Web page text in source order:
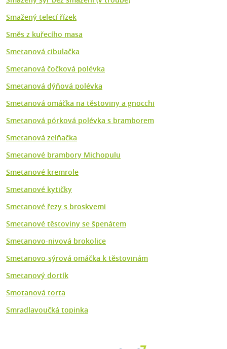
Smažený telecí řízek
Směs z kuřecího masa
Smetanová cibulačka
Smetanová čočková polévka
Smetanová dýňová polévka
Smetanová omáčka na těstoviny a gnocchi
Smetanová pórková polévka s bramborem
Smetanová zelňačka
Smetanové brambory Michopulu
Smetanové kremrole
Smetanové kytičky
Smetanové řezy s broskvemi
Smetanové těstoviny se špenátem
Smetanovo-nivová brokolice
Smetanovo-sýrová omáčka k těstovinám
Smetanový dortík
Smotanová torta
Smradlavoučká topinka